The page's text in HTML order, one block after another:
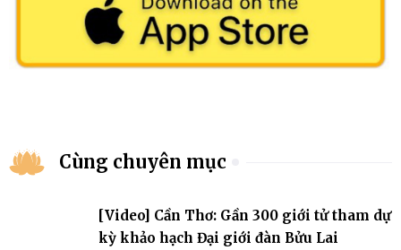
Cùng chuyên mục
[Video] Cần Thơ: Gần 300 giới tử tham dự
kỳ khảo hạch Đại giới đàn Bửu Lai